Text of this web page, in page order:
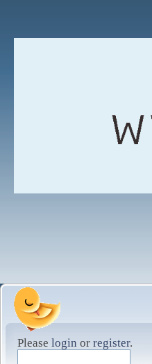
Please login or register.